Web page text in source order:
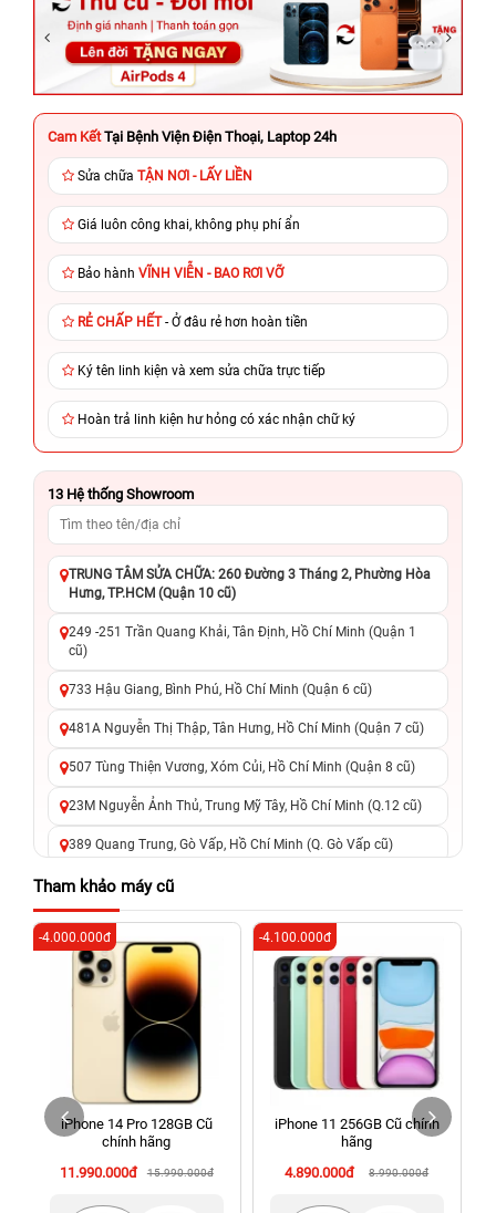
Cam Kết Tại Bệnh Viện Điện Thoại, Laptop 24h
Sửa chữa TẬN NƠI - LẤY LIỀN
Giá luôn công khai, không phụ phí ẩn
Bảo hành VĨNH VIỄN - BAO RƠI VỠ
RẺ CHẤP HẾT- Ở đâu rẻ hơn hoàn tiền
Ký tên linh kiện và xem sửa chữa trực tiếp
Hoàn trả linh kiện hư hỏng có xác nhận chữ ký
13 Hệ thống Showroom
TRUNG TÂM SỬA CHỮA: 260 Đường 3 Tháng 2, Phường Hòa
Hưng, TP.HCM (Quận 10 cũ)
249 -251 Trần Quang Khải, Tân Định, Hồ Chí Minh (Quận 1
cũ)
733 Hậu Giang, Bình Phú, Hồ Chí Minh (Quận 6 cũ)
481A Nguyễn Thị Thập, Tân Hưng, Hồ Chí Minh (Quận 7 cũ)
507 Tùng Thiện Vương, Xóm Củi, Hồ Chí Minh (Quận 8 cũ)
23M Nguyễn Ảnh Thủ, Trung Mỹ Tây, Hồ Chí Minh (Q.12 cũ)
389 Quang Trung, Gò Vấp, Hồ Chí Minh (Q. Gò Vấp cũ)
625 - 625A Âu Cơ, Tân Phú, Hồ Chí Minh (Quận Tân Phú cũ)
326 Lê Văn Việt, Tăng Nhơn Phú, Hồ Chí Minh (Q.9 TP. Thủ
Đức cũ)
256 Võ Văn Ngân, Thủ Đức, Hồ Chí Minh (Bình Thọ, TP. Thủ
70 Nguyễn An Ninh, Dĩ An, Hồ Chí Minh (Bình Dương Cũ)
24h Vũng Tàu: 162A Ba Cu, Vũng Tàu, Hồ Chí Minh (TP. Vũng
Tàu cũ)
198 Hoàng Văn Thụ, Tân Sơn Nhất, Hồ Chí Minh (Tân Bình
Tham khảo máy cũ
iPhone 14 Pro 128GB Cũ
chính hãng
11.990.000đ
15.990.000đ
-4.000.000đ
iPhone 11 256GB Cũ chính
hãng
4.890.000đ
8.990.000đ
-4.100.000đ